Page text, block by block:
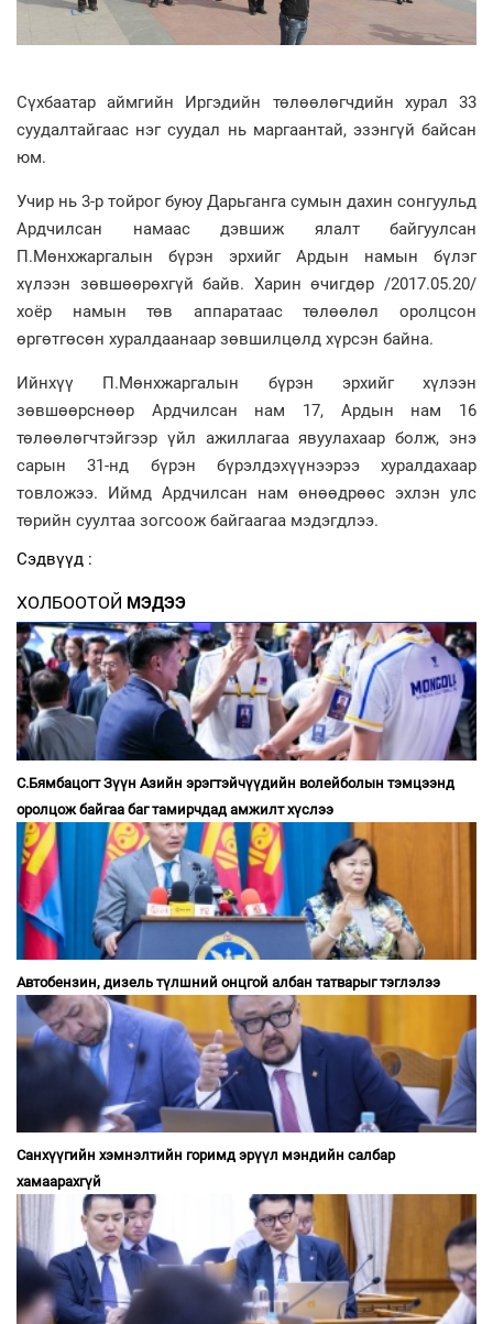
Сүхбаатар аймгийн Иргэдийн төлөөлөгчдийн хурал 33
суудалтайгаас нэг суудал нь маргаантай, эзэнгүй байсан
юм.
Учир нь 3-р тойрог буюу Дарьганга сумын дахин сонгуульд
Ардчилсан намаас дэвшиж ялалт байгуулсан
П.Мөнхжаргалын бүрэн эрхийг Ардын намын бүлэг
хүлээн зөвшөөрөхгүй байв. Харин өчигдөр /2017.05.20/
хоёр намын төв аппаратаас төлөөлөл оролцсон
өргөтгөсөн хуралдаанаар зөвшилцөлд хүрсэн байна.
Ийнхүү П.Мөнхжаргалын бүрэн эрхийг хүлээн
зөвшөөрснөөр Ардчилсан нам 17, Ардын нам 16
төлөөлөгчтэйгээр үйл ажиллагаа явуулахаар болж, энэ
сарын 31-нд бүрэн бүрэлдэхүүнээрээ хуралдахаар
товложээ. Иймд Ардчилсан нам өнөөдрөөс эхлэн улс
төрийн суултаа зогсоож байгаагаа мэдэгдлээ.
Сэдвүүд :
ХОЛБООТОЙ МЭДЭЭ
С.Бямбацогт Зүүн Азийн эрэгтэйчүүдийн волейболын тэмцээнд
оролцож байгаа баг тамирчдад амжилт хүслээ
Автобензин, дизель түлшний онцгой албан татварыг тэглэлээ
Санхүүгийн хэмнэлтийн горимд эрүүл мэндийн салбар
хамаарахгүй